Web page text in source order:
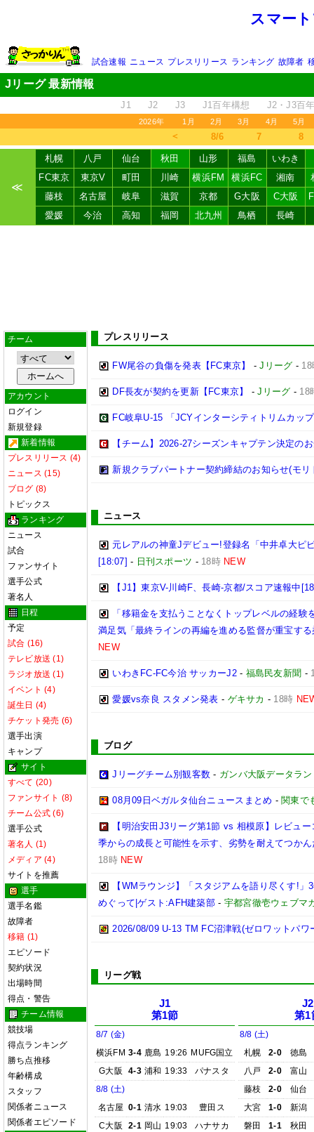
スマー
試合速報 ニュース プレスリリース ランキング 故障者
Jリーグ 最新情報
J1 J2 J3 J1百年構想 J2・J3百
2026年 1月 2月 3月 4月 5月
＜ 8/6 7 8
≪
札幌 八戸 仙台 秋田 山形 福島
いわき
FC東京
東京V 町田 川崎 横浜FM 横浜FC 湘南
藤枝
名古屋 岐阜 滋賀 京都 G大阪 C大阪
愛媛
今治 高知 福岡 北九州 鳥栖 長崎
チーム
アカウント
ログイン
新規登録
新着情報
プレスリリース (4)
ニュース (15)
ブログ (8)
トピックス
ランキング
ニュース
試合
ファンサイト
選手公式
著名人
日程
予定
試合 (16)
テレビ放送 (1)
ラジオ放送 (1)
イベント (4)
誕生日 (4)
チケット発売 (6)
選手出演
キャンプ
サイト
すべて (20)
ファンサイト (8)
チーム公式 (6)
選手公式
著名人 (1)
メディア (4)
サイトを推薦
選手
選手名鑑
故障者
移籍 (1)
エピソード
契約状況
出場時間
得点・警告
チーム情報
競技場
得点ランキング
勝ち点推移
年齢構成
スタッフ
関係者ニュース
関係者エピソード
プレスリリース
FW尾谷の負傷を発表【FC東京】 -Jリーグ - 18
DF長友が契約を更新【FC東京】 -Jリーグ - 18
FC岐阜U-15 「JCYインターシティトリムカッ
【チーム】2026-27シーズンキャプテン決定の
新規クラブパートナー契約締結のお知らせ(モ
ニュース
元レアルの神童Jデビュー!登録名「中井卓大ピ
[18:07] - 日刊スポーツ - 18時 NEW
【J1】東京V-川崎F、長崎-京都/スコア速報中
「移籍金を支払うことなくトップレベルの経
満足気「最終ラインの再編を進める監督が重宝す
NEW
いわきFC-FC今治 サッカーJ2- 福島民友新聞 -
愛媛vs奈良 スタメン発表 - ゲキサカ - 18時
ブログ
Jリーグチーム別観客数 - ガンバ大阪データラ
08月09日ベガルタ仙台ニュースまとめ - 関東で
【明治安田J3リーグ第1節 vs 相模原】レビュ
季からの成長と可能性を示す、劣勢を耐えてつか
18時 NEW
【WMラウンジ】「スタジアムを語り尽くす!
めぐって|ゲスト:AFH建築部 - 宇都宮徹壱ウェブマ
2026/08/09 U-13 TM FC沼津戦(ゼロワットパワ
リーグ戦
J1
第1節
8/7 (金)
横浜FM 3-4 鹿島 19:26 MUFG国立
G大阪
4-3 浦和 19:33
パナスタ
8/8 (土)
名古屋 0-1 清水 19:03
豊田ス
C大阪
2-1 岡山 19:03
ハナサカ
J2
第1
8/8 (土)
札幌
2-0
徳島
八戸
2-0
富山
藤枝
2-0
仙台
大宮
1-0
新潟
磐田
1-1
秋田